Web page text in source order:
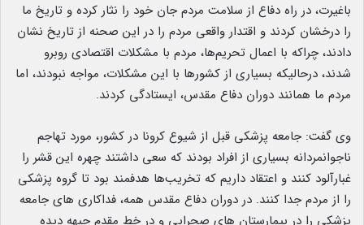
باغیرت، در راه دفاع از سلامت مردم جان خود را نثار کرده و تاریخ ما
را درخشان کردند و اقتدار واقعی مردم را در این صحنه از تاریخ نشان
دادند، چراکه با اعمال تحریم‌ها، مردم با مشکلات اقتصادی روبرو
شدند، درحالیکه بسیاری از کشورها با این مشکلات، مواجه نبودند، اما
مردم ما همانند دوران دفاع مقدس، ایستادگی کردند.
وی گفت: جامعه پزشکی قبل از شیوع کرونا در کشور، مورد تهاجم
ناجوانمردانه بسیاری از افراد بودند که سعی داشتند چهره این قشر را
غبارآلود کنند و اعتقاد داریم که تخریب‌ها هدفمند بود تا گروه پزشکی
را از مردم جدا کنند. در دوران دفاع مقدس همه، فداکاری های جامعه
پزشکی را در بیمارستان های صحرایی و در خط مقدم جبهه دیده